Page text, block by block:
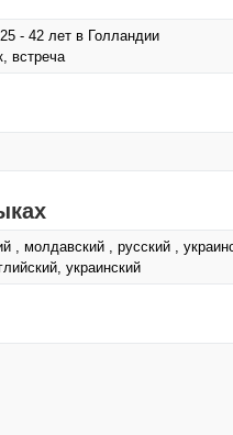
- 42 лет в Голландии
встреча
, молдавский , русский ,
украинский